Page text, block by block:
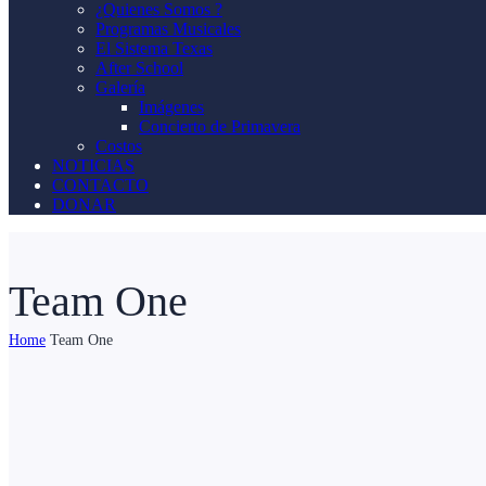
¿Quienes Somos ?
Programas Musicales
El Sistema Texas
After School
Galería
Imágenes
Concierto de Primavera
Costos
NOTICIAS
CONTACTO
DONAR
Team One
Home Team One